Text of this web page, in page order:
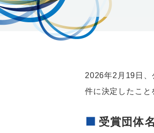
2026年2月19日、
件に決定したこと
受賞団体